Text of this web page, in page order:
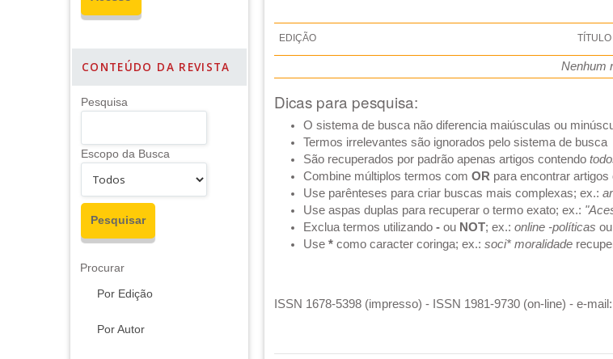
CONTEÚDO DA REVISTA
Pesquisa
Escopo da Busca
Procurar
Por Edição
Por Autor
EDIÇÃO TÍTULO
Nenhum
Dicas para pesquisa:
O sistema de busca não diferencia maiúsculas ou
Termos irrelevantes são ignorados pelo sistema de busca
São recuperados por padrão apenas artigos contendo
Combine múltiplos termos comOR para encontrar
Use parênteses para criar buscas mais complexas; ex.:
Use aspas duplas para recuperar o termo exato; ex.:
Exclua termos utilizando- ou NOT; ex.:online -políticas
Use* como caracter coringa; ex.:soci* moralidade
ISSN 1678-5398 (impresso) - ISSN 1981-9730 (on-line) - e-